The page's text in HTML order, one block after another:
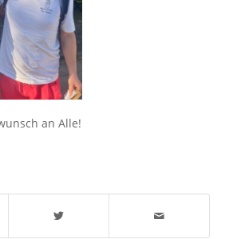
an Alle!